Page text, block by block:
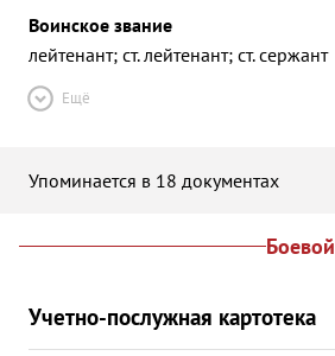
Воинское звание
лейтенант; ст. лейтенант; ст. сержант
Ещё
Упоминается в 18 документах
Учетно-послужная картотека